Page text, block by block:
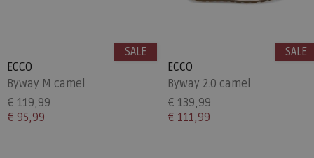
ECCO
Byway M camel
€ 119,99
€ 95,99
SALE
ECCO
Byway 2.0 camel
€ 139,99
€ 111,99
SALE